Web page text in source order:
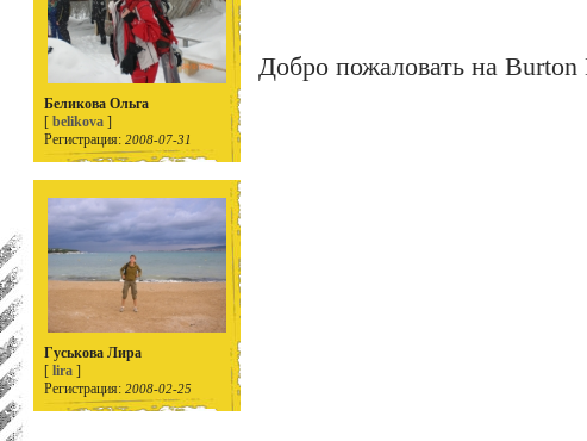
Беликова Ольга
[ belikova ]
Регистрация: 2008-07-31
Гуськова Лира
[ lira ]
Регистрация: 2008-02-25
Добро пожаловать на Burton